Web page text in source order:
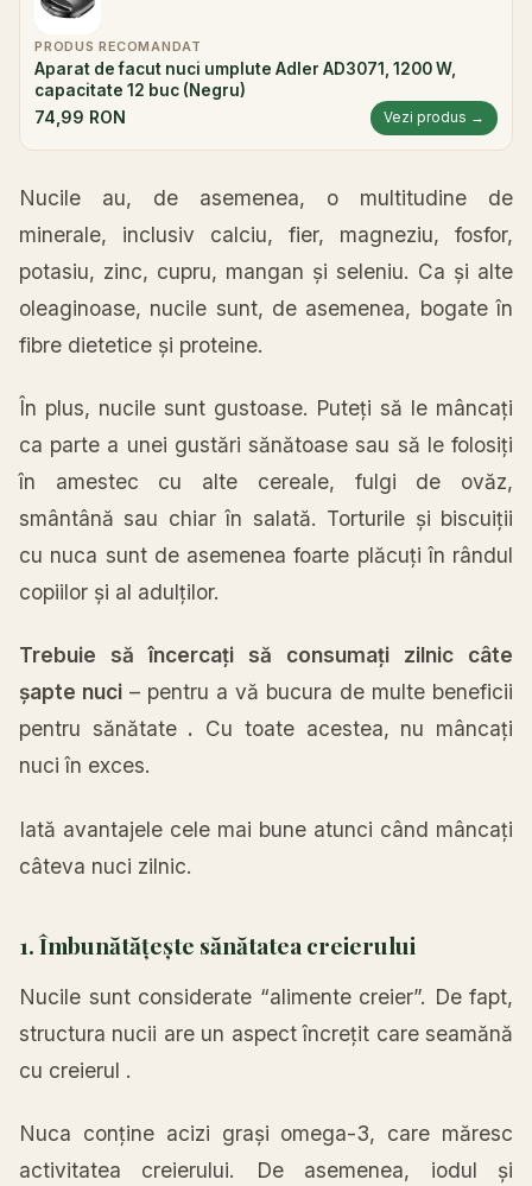
PRODUS RECOMANDAT
Aparat de facut nuci umplute Adler AD3071, 1200 W,
capacitate 12 buc (Negru)
74,99 RON Vezi produs →
Nucile au, de asemenea, o multitudine de
minerale, inclusiv calciu, fier, magneziu, fosfor,
potasiu, zinc, cupru, mangan și seleniu. Ca și alte
oleaginoase, nucile sunt, de asemenea, bogate în
fibre dietetice și proteine.
În plus, nucile sunt gustoase. Puteți să le mâncați
ca parte a unei gustări sănătoase sau să le folosiți
în amestec cu alte cereale, fulgi de ovăz,
smântână sau chiar în salată. Torturile și biscuiții
cu nuca sunt de asemenea foarte plăcuți în rândul
copiilor și al adulților.
Trebuie să încercați să consumați zilnic câte
șapte nuci – pentru a vă bucura de multe beneficii
pentru sănătate . Cu toate acestea, nu mâncați
nuci în exces.
Iată avantajele cele mai bune atunci când mâncați
câteva nuci zilnic.
1. Îmbunătățește sănătatea creierului
Nucile sunt considerate “alimente creier”. De fapt,
structura nucii are un aspect încrețit care seamănă
cu creierul .
Nuca conține acizi grași omega-3, care măresc
activitatea creierului. De asemenea, iodul și